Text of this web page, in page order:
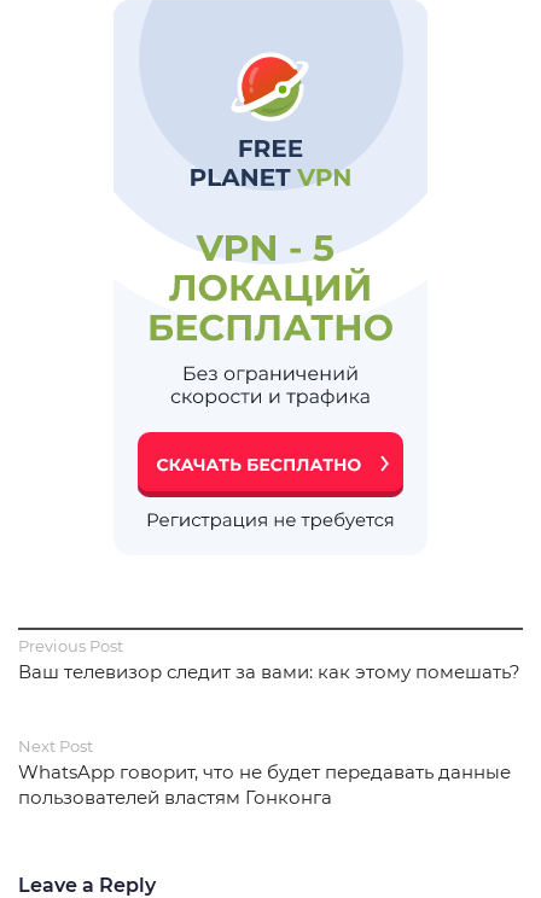
Previous Post
Ваш телевизор следит за вами: как этому помешать?
Next Post
WhatsApp говорит, что не будет передавать данные
пользователей властям Гонконга
Leave a Reply